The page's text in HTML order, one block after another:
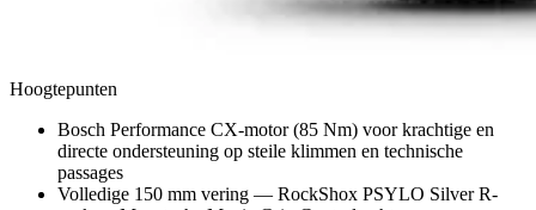
Hoogtepunten
Bosch Performance CX-motor (85 Nm) voor krachtige en
directe ondersteuning op steile klimmen en technische
passages
Volledige 150 mm vering — RockShox PSYLO Silver R-